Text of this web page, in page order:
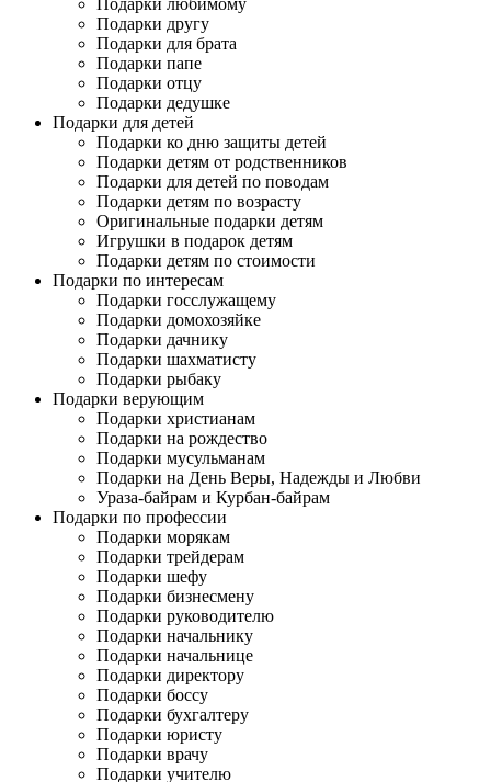
Подарки любимому
Подарки другу
Подарки для брата
Подарки папе
Подарки отцу
Подарки дедушке
Подарки для детей
Подарки ко дню защиты детей
Подарки детям от родственников
Подарки для детей по поводам
Подарки детям по возрасту
Оригинальные подарки детям
Игрушки в подарок детям
Подарки детям по стоимости
Подарки по интересам
Подарки госслужащему
Подарки домохозяйке
Подарки дачнику
Подарки шахматисту
Подарки рыбаку
Подарки верующим
Подарки христианам
Подарки на рождество
Подарки мусульманам
Подарки на День Веры, Надежды и Любви
Ураза-байрам и Курбан-байрам
Подарки по профессии
Подарки морякам
Подарки трейдерам
Подарки шефу
Подарки бизнесмену
Подарки руководителю
Подарки начальнику
Подарки начальнице
Подарки директору
Подарки боссу
Подарки бухгалтеру
Подарки юристу
Подарки врачу
Подарки учителю